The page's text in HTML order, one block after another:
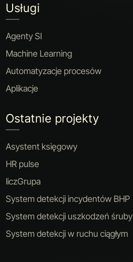
Usługi
Agenty SI
Machine Learning
Automatyzacje procesów
Aplikacje
Ostatnie projekty
Asystent księgowy
HR pulse
liczGrupa
System detekcji incydentów BHP
System detekcji uszkodzeń śruby
System detekcji w ruchu ciągłym